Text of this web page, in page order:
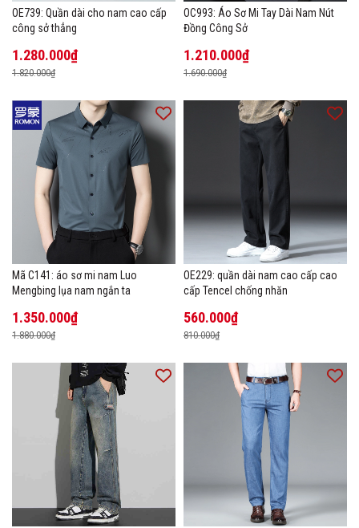
OE739: Quần dài cho nam cao cấp
công sở thẳng
1.280.000₫
1.820.000₫
OC993: Áo Sơ Mi Tay Dài Nam Nút
Đồng Công Sở
1.210.000₫
1.690.000₫
Mã C141: áo sơ mi nam Luo
Mengbing lụa nam ngắn ta
1.350.000₫
1.880.000₫
OE229: quần dài nam cao cấp cao
cấp Tencel chống nhăn
560.000₫
810.000₫